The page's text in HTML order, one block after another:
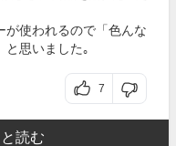
が使われるので「色んな
と思いました｡
7
読む